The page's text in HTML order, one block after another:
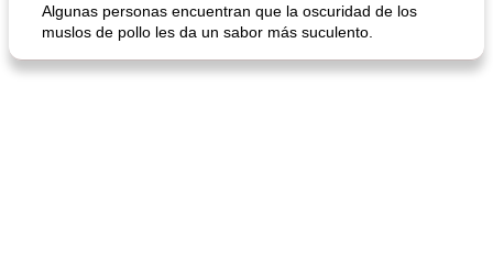
Algunas personas encuentran que la oscuridad de los
muslos de pollo les da un sabor más suculento.